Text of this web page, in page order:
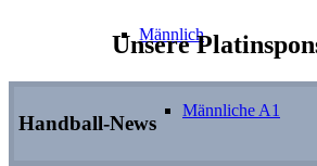
Männlich
Männliche A1
Unsere
Handball-News